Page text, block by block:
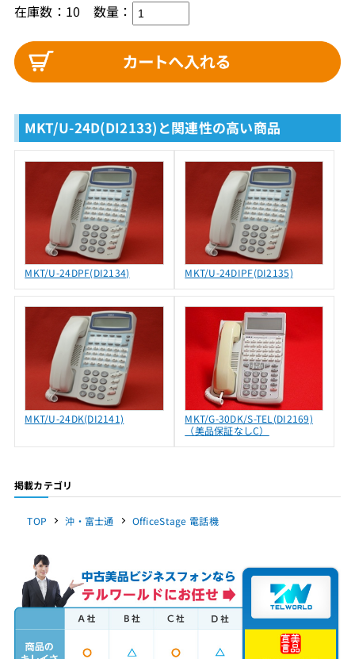
在庫数：10 数量：
MKT/U-24D(DI2133)と関連性の高い商品
MKT/U-24DPF(DI2134) MKT/U-24DIPF(DI2135)
MKT/U-24DK(DI2141)
MKT/G-30DK/S-TEL(DI2169)
（美品保証なしC）
掲載カテゴリ
TOP 沖・富士通 OfficeStage 電話機